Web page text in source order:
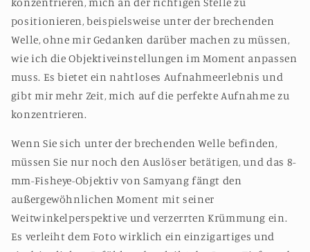
positionieren, beispielsweise unter der brechenden
Welle, ohne mir Gedanken darüber machen zu müssen,
wie ich die Objektiveinstellungen im Moment anpassen
muss. Es bietet ein nahtloses Aufnahmeerlebnis und
gibt mir mehr Zeit, mich auf die perfekte Aufnahme zu
konzentrieren.
Wenn Sie sich unter der brechenden Welle befinden,
müssen Sie nur noch den Auslöser betätigen, und das 8-
mm-Fisheye-Objektiv von Samyang fängt den
außergewöhnlichen Moment mit seiner
Weitwinkelperspektive und verzerrten Krümmung ein.
Es verleiht dem Foto wirklich ein einzigartiges und